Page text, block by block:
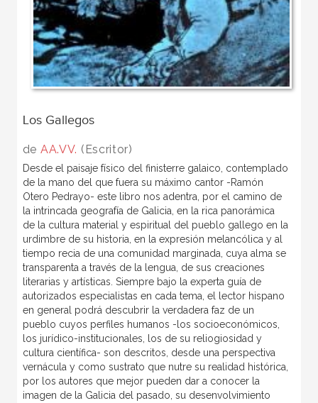
Los Gallegos
de AA.VV. (Escritor)
Desde el paisaje físico del finisterre galaico, contemplado
de la mano del que fuera su máximo cantor -Ramón
Otero Pedrayo- este libro nos adentra, por el camino de
la intrincada geografía de Galicia, en la rica panorámica
de la cultura material y espiritual del pueblo gallego en la
urdimbre de su historia, en la expresión melancólica y al
tiempo recia de una comunidad marginada, cuya alma se
transparenta a través de la lengua, de sus creaciones
literarias y artísticas. Siempre bajo la experta guía de
autorizados especialistas en cada tema, el lector hispano
en general podrá descubrir la verdadera faz de un
pueblo cuyos perfiles humanos -los socioeconómicos,
los jurídico-institucionales, los de su reliogiosidad y
cultura científica- son descritos, desde una perspectiva
vernácula y como sustrato que nutre su realidad histórica,
por los autores que mejor pueden dar a conocer la
imagen de la Galicia del pasado, su desenvolvimiento